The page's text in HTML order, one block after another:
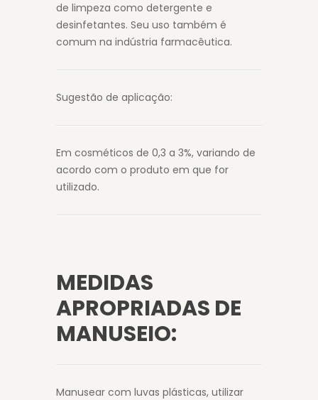
de limpeza como detergente e
desinfetantes. Seu uso também é
comum na indústria farmacêutica.
Sugestão de aplicação:
Em cosméticos de 0,3 a 3%, variando de
acordo com o produto em que for
utilizado.
MEDIDAS
APROPRIADAS DE
MANUSEIO:
Manusear com luvas plásticas, utilizar